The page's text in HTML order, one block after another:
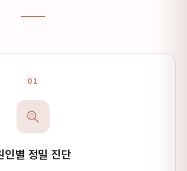
01
인별 정밀 진단